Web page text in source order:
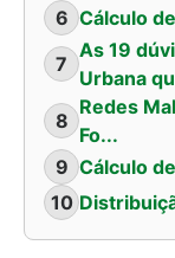
6 Cálculo
7
As 19
Urbana
8
Redes
Fo...
9 Cálculo
10